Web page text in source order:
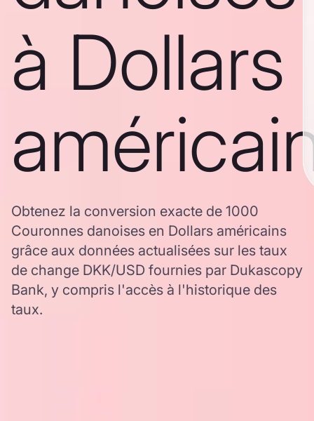
à Dollars
Obtenez la conversion exacte de 1000
Couronnes danoises en Dollars américains
grâce aux données actualisées sur les taux
de change DKK/USD fournies par Dukascopy
Bank, y compris l'accès à l'historique des
taux.